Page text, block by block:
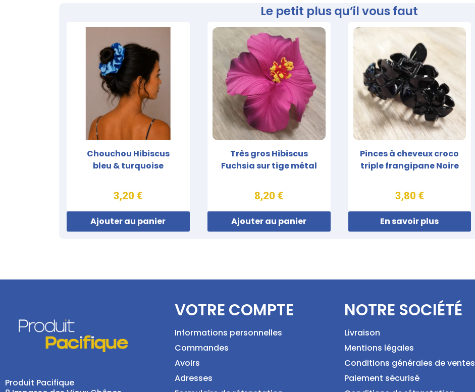
Le petit plus qu’il vous faut
Chouchou Hibiscus
bleu & turquoise
3,20 €
Ajouter au panier
Très gros Hibiscus
Fuchsia sur tige métal
8,20 €
Ajouter au panier
Pinces à cheveux croco
triple frangipane Noire
3,80 €
En savoir plus
Produit Pacifique
VOTRE COMPTE
Informations personnelles
Commandes
Avoirs
Adresses
NOTRE SOCIÉTÉ
Livraison
Mentions légales
Conditions générales de ventes
Paiement sécurisé